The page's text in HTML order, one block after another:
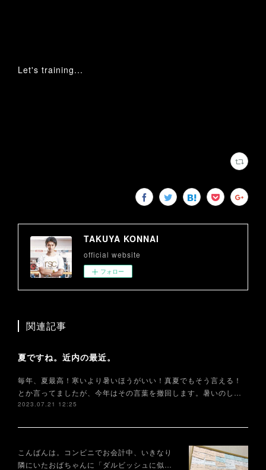
Let's training...
TAKUYA KONNAI
official website
フォロー
関連記事
夏ですね。近内の最近。
毎年、夏最高！寒いより暑いほうがいい！真夏でもそう言える！
とか言ってましたが、今年はその言葉を撤回します。暑いのし…
2023.07.21 12:25
こんばんは。コンビニでお会計中、いきなり
隣にいたおばちゃんに「ダルビッシュに似…